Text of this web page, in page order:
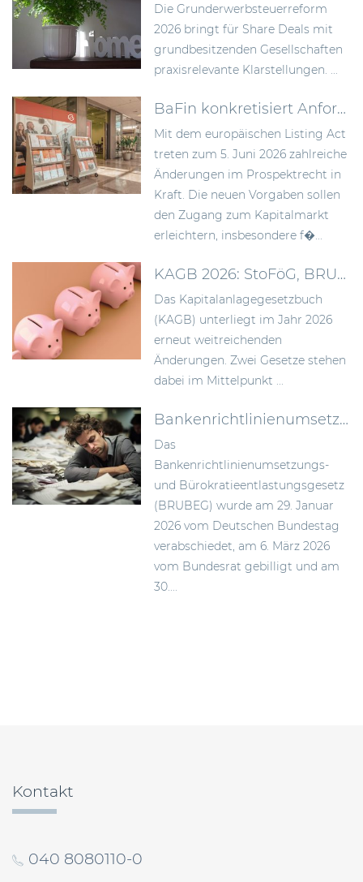
Die Grunderwerbsteuerreform
2026 bringt für Share Deals mit
grundbesitzenden Gesellschaften
praxisrelevante Klarstellungen. ...
BaFin konkretisiert Anforderungen an Wertpapierprospekte im Zuge des Listing Act
Mit dem europäischen Listing Act
treten zum 5. Juni 2026 zahlreiche
Änderungen im Prospektrecht in
Kraft. Die neuen Vorgaben sollen
den Zugang zum Kapitalmarkt
erleichtern, insbesondere f�...
KAGB 2026: StoFöG, BRUBEG und die Folgen für Asset Manager
Das Kapitalanlagegesetzbuch
(KAGB) unterliegt im Jahr 2026
erneut weitreichenden
Änderungen. Zwei Gesetze stehen
dabei im Mittelpunkt ...
Bankenrichtlinienumsetzungs- und Bürokratieentlastungsgesetz (BRUBEG): Zielgerichtete Umsetzung des EU-Bankenpakets in Deutschland
Das
Bankenrichtlinienumsetzungs-
und Bürokratieentlastungsgesetz
(BRUBEG) wurde am 29. Januar
2026 vom Deutschen Bundestag
verabschiedet, am 6. März 2026
vom Bundesrat gebilligt und am
30....
Kontakt
040 8080110-0